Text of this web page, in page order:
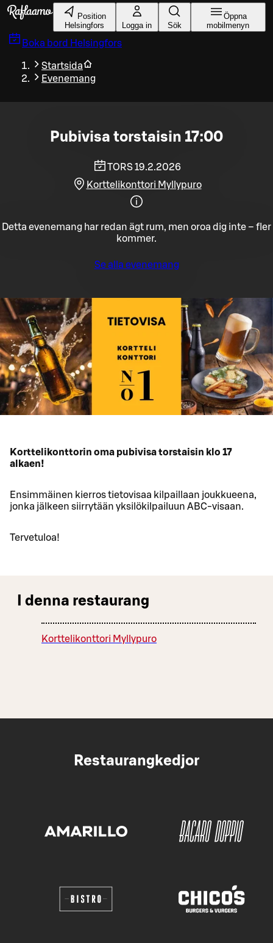
Gå till huvudinnehållet
Position
Helsingfors
Logga in Sök
Öppna
mobilmenyn
Boka bord Helsingfors
Startsida
Evenemang
Pubivisa torstaisin 17:00
TORS 19.2.2026
Korttelikonttori Myllypuro
Detta evenemang har redan ägt rum, men oroa dig inte – fler
kommer.
Se alla evenemang
Korttelikonttorin oma pubivisa torstaisin klo 17
alkaen!
Ensimmäinen kierros tietovisaa kilpaillaan joukkueena,
jonka jälkeen siirrytään yksilökilpailuun ABC-visaan.
Tervetuloa!
I denna restaurang
Korttelikonttori Myllypuro
Restaurangkedjor